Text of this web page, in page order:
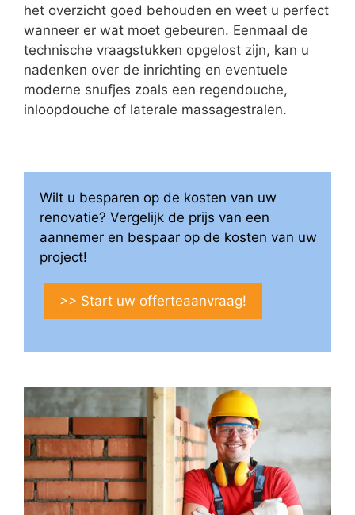
het overzicht goed behouden en weet u perfect
wanneer er wat moet gebeuren. Eenmaal de
technische vraagstukken opgelost zijn, kan u
nadenken over de inrichting en eventuele
moderne snufjes zoals een regendouche,
inloopdouche of laterale massagestralen.
Wilt u besparen op de kosten van uw
renovatie? Vergelijk de prijs van een
aannemer en bespaar op de kosten van uw
project!
>> Start uw offerteaanvraag!